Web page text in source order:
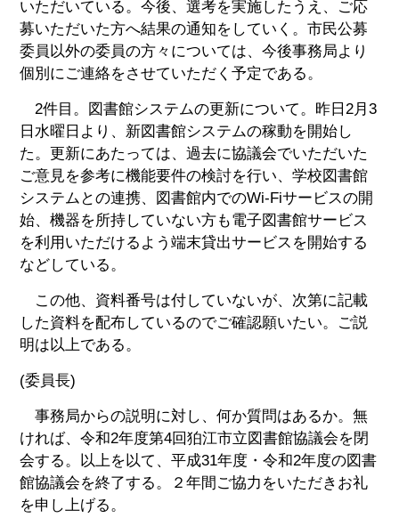
いただいている。今後、選考を実施したうえ、ご応
募いただいた方へ結果の通知をしていく。市民公募
委員以外の委員の方々については、今後事務局より
個別にご連絡をさせていただく予定である。
2件目。図書館システムの更新について。昨日2月3
日水曜日より、新図書館システムの稼動を開始し
た。更新にあたっては、過去に協議会でいただいた
ご意見を参考に機能要件の検討を行い、学校図書館
システムとの連携、図書館内でのWi-Fiサービスの開
始、機器を所持していない方も電子図書館サービス
を利用いただけるよう端末貸出サービスを開始する
などしている。
この他、資料番号は付していないが、次第に記載
した資料を配布しているのでご確認願いたい。ご説
明は以上である。
(委員長)
事務局からの説明に対し、何か質問はあるか。無
ければ、令和2年度第4回狛江市立図書館協議会を閉
会する。以上を以て、平成31年度・令和2年度の図書
館協議会を終了する。２年間ご協力をいただきお礼
を申し上げる。